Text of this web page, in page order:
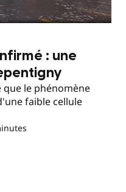
: une
le phénomène
faible cellule